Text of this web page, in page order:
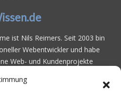
ist Nils Reimers. Seit 2003 bin
Webentwickler und habe
Web- und Kundenprojekte
gutes Webhosting zu finden: Bei
ärgert man sich über